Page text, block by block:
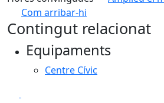
Com arribar-hi
+
Contingut relacionat
Equipaments
Centre Cívic